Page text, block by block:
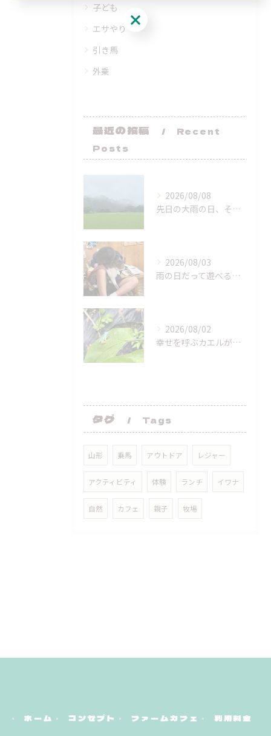
子ども
エサやり
引き馬
外乗
最近の投稿
Recent
Posts
2026/08/08
先日の大雨の日、それによって全然風景が変わっちゃうんだね！
2026/08/03
雨の日だって遊べるよー！
2026/08/02
幸せを呼ぶカエルが来てくれた！
タグ Tags
山形 乗馬 アウトドア レジャー
アクティビティ 体験 ランチ イワナ
自然 カフェ 親子 牧場
ホーム コンセプト ファームカフェ 利用料金
ご予約はこちら